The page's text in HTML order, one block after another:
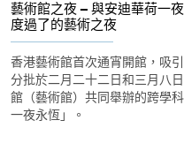
藝術館之夜 – 與安迪華荷一
度過了的藝術之夜
香港藝術館首次通宵開館，吸
分批於二月二十二日和三月八
館（藝術館）共同舉辦的跨學
一夜永恆」。